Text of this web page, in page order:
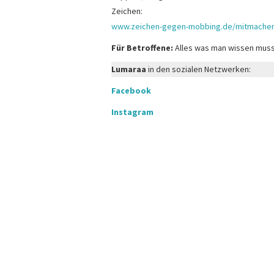
Zeichen:
www.zeichen-gegen-mobbing.de/
Für Betroffene: Alles was man wissen
Lumaraa in den sozialen Netzwerken:
Facebook
Instagram